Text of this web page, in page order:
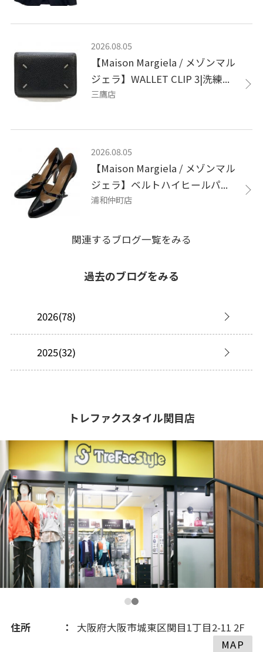
2026.08.05
【Maison Margiela / メゾンマル
ジェラ】WALLET CLIP 3|洗練...
三鷹店
2026.08.05
【Maison Margiela / メゾンマル
ジェラ】ベルトハイヒールパ...
浦和仲町店
関連するブログ一覧をみる
過去のブログをみる
2026(78)
2025(32)
トレファクスタイル関目店
住所
大阪府大阪市城東区関目1丁目2-11 2F
MAP